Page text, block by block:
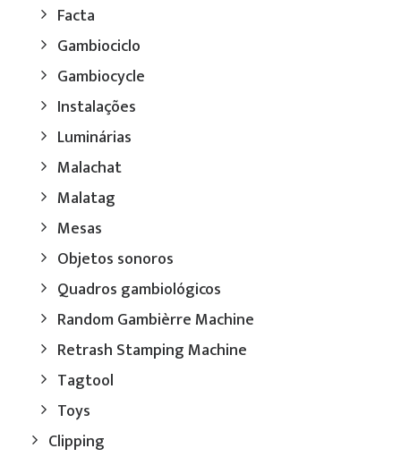
Facta
Gambiociclo
Gambiocycle
Instalações
Luminárias
Malachat
Malatag
Mesas
Objetos sonoros
Quadros gambiológicos
Random Gambièrre Machine
Retrash Stamping Machine
Tagtool
Toys
Clipping